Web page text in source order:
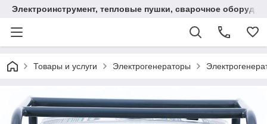
Электроинструмент, тепловые пушки, сварочное
Товары и услуги Электрогенераторы